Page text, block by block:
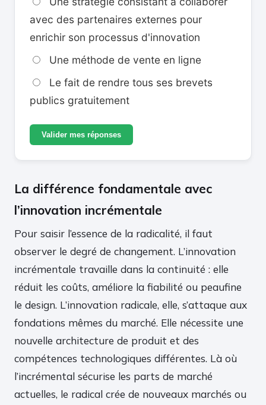
avec des partenaires externes pour
enrichir son processus d'innovation
Une méthode de vente en ligne
Le fait de rendre tous ses brevets
publics gratuitement
Valider mes réponses
La différence fondamentale avec
l’innovation incrémentale
Pour saisir l’essence de la radicalité, il faut
observer le degré de changement. L’innovation
incrémentale travaille dans la continuité : elle
réduit les coûts, améliore la fiabilité ou peaufine
le design. L’innovation radicale, elle, s’attaque aux
fondations mêmes du marché. Elle nécessite une
nouvelle architecture de produit et des
compétences technologiques différentes. Là où
l’incrémental sécurise les parts de marché
actuelles, le radical crée de nouveaux marchés ou